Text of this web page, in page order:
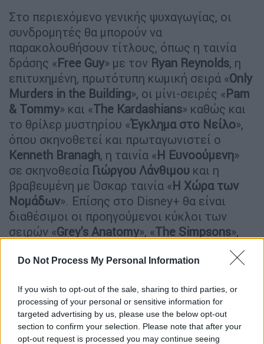
Do Not Process My Personal Information
If you wish to opt-out of the sale, sharing to third parties, or
processing of your personal or sensitive information for
targeted advertising by us, please use the below opt-out
section to confirm your selection. Please note that after your
opt-out request is processed you may continue seeing
Στο περιεχόμενο γενικής ψυχαγωγίας, οι
συνδρομητές θα μπορούν να
παρακολουθήσουν τίτλους, όπως η ταινία
δράσης «Free Guy» με τον Ryan Reynolds, η
επιτυχημένη, πρωτότυπη κωμική σειρά «Only
Murders in the Building», οι μίνι-σειρές «Pam
& Tommy» και «The Kardashians» καθώς και
το θρίλερ μυστηρίου «Έγκλημα στο Νείλο»,
όπου σκηνοθετεί και πρωταγωνιστεί ο
Kenneth Branagh, η ταινία «Η Ευνοούμενη»
σε σκηνοθεσία Γιώργου Λάνθιμου και η
βραβευμένη με Όσκαρ ταινία «Η Χώρα των
Νομάδων». Επίσης στο Disney+ θα είναι
διαθέσιμοι οι προηγούμενοι κύκλοι των
σειρών «Grey's Anatomy», «The Simpsons»,
» και
The Walking Dead».